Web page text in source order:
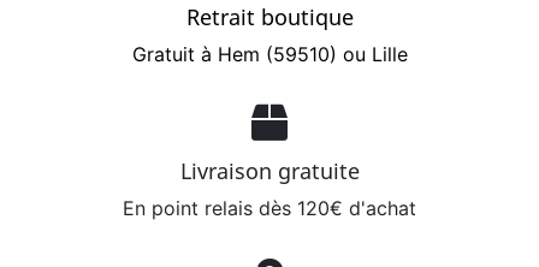
Retrait boutique
Gratuit à Hem (59510) ou Lille
Livraison gratuite
En point relais dès 120€ d'achat